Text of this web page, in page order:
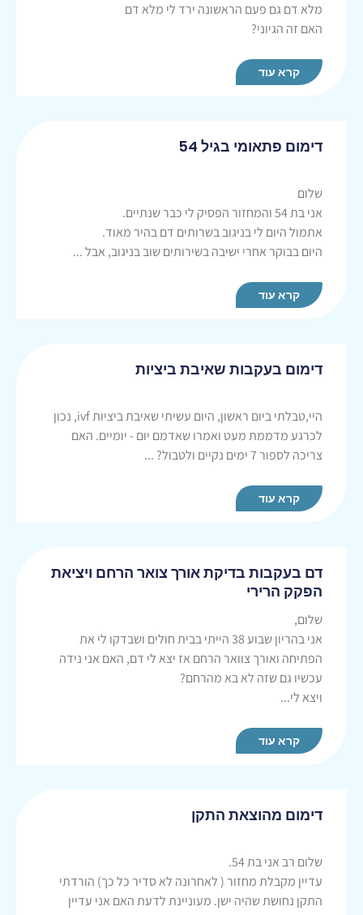
מלא דם גם פעם הראשונה ירד לי מלא דם
האם זה הגיוני?
קרא עוד
דימום פתאומי בגיל 54
שלום
אני בת 54 והמחזור הפסיק לי כבר שנתיים.
אתמול היום לי בניגוב בשרותים דם בהיר מאוד.
היום בבוקר אחרי ישיבה בשירותים שוב בניגוב, אבל ...
קרא עוד
דימום בעקבות שאיבת ביציות
היי,טבלתי ביום ראשון, היום עשיתי שאיבת ביציות ivf, נכון
לכרגע מדממת מעט ואמרו שאדמם יום - יומיים. האם
צריכה לספור 7 ימים נקיים ולטבול? ...
קרא עוד
דם בעקבות בדיקת אורך צואר הרחם ויציאת
הפקק הרירי
שלום,
אני בהריון שבוע 38 הייתי בבית חולים ושבדקו לי את
הפתיחה ואורך צוואר הרחם אז יצא לי דם, האם אני נידה
עכשיו גם שזה לא בא מהרחם?
ויצא לי...
קרא עוד
דימום מהוצאת התקן
שלום רב אני בת 54.
עדיין מקבלת מחזור ( לאחרונה לא סדיר כל כך) הורדתי
התקן נחושת שהיה ישן. מעוניינת לדעת האם אני עדיין